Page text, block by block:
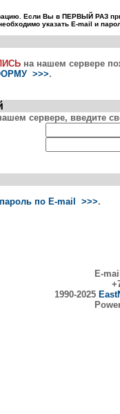
Если Вы в ПЕРВЫЙ РАЗ
указать E-mail и
на нашем сервере
>>>.
сервере, введите
по E-mail >>>.
E-
1990-2025